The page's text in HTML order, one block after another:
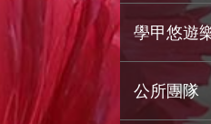
學甲悠遊
公所團隊